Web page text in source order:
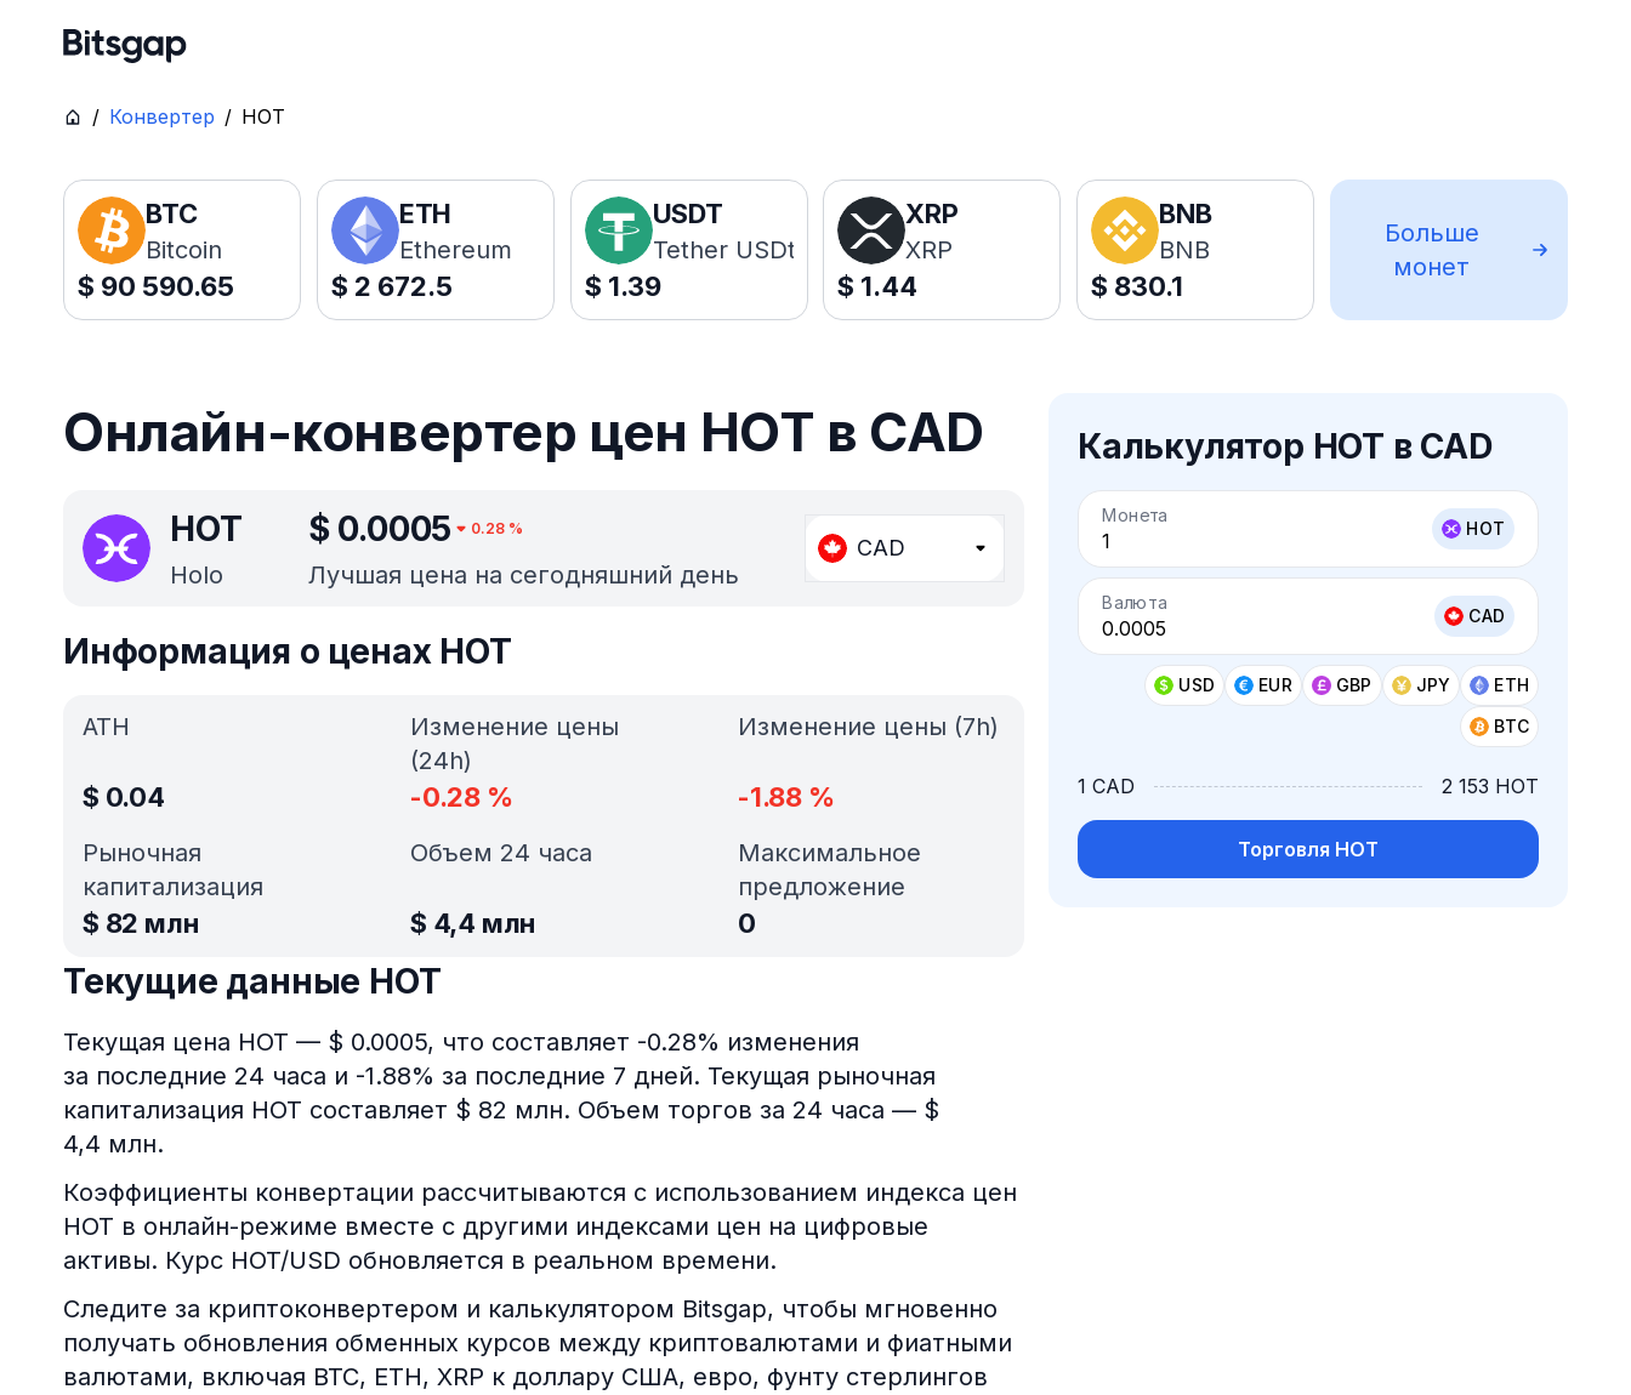
/ Конвертер / HOT
BTC
Bitcoin
$ 90 590.65
ETH
Ethereum
$ 2 672.5
USDT
Tether USDt
$ 1.39
XRP
XRP
$ 1.44
BNB
BNB
$ 830.1
Больше
монет
Онлайн-конвертер цен HOT в CAD
HOT
Holo
$ 0.0005 0.28 %
Лучшая цена на сегодняшний день
CAD
Калькулятор HOT в CAD
Монета
HOT
Валюта
CAD
USD EUR GBP JPY
ETH
BTC
1 CAD 2 153 HOT
Торговля HOT
Информация о ценах HOT
ATH
$ 0.04
Рыночная
капитализация
$ 82 млн
Изменение цены
(24h)
-0.28 %
Изменение цены (7h)
-1.88 %
Объем 24 часа
$ 4,4 млн
Максимальное
предложение
0
Текущие данные HOT
Текущая цена HOT — $ 0.0005, что составляет -0.28% изменения
за последние 24 часа и -1.88% за последние 7 дней. Текущая рыночная
капитализация HOT составляет $ 82 млн. Объем торгов за 24 часа — $
4,4 млн.
Коэффициенты конвертации рассчитываются с использованием индекса цен
HOT в онлайн-режиме вместе с другими индексами цен на цифровые
активы. Курс HOT/USD обновляется в реальном времени.
Следите за криптоконвертером и калькулятором Bitsgap, чтобы мгновенно
получать обновления обменных курсов между криптовалютами и фиатными
валютами, включая BTC, ETH, XRP к доллару США, евро, фунту стерлингов